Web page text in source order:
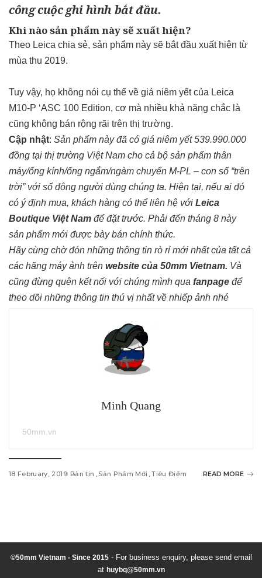
công cuộc ghi hình bắt đầu.
Khi nào sản phẩm này sẽ xuất hiện?
Theo Leica chia sẻ, sản phẩm này sẽ bắt đầu xuất hiện từ
mùa thu 2019.
Tuy vậy, họ không nói cụ thể về giá niêm yết của Leica
M10-P ‘ASC 100 Edition, cơ mà nhiều khả năng chắc là
cũng không bán rộng rãi trên thị trường.
Cập nhật: Sản phẩm này đã có giá niêm yết 539.990.000
đồng tại thị trường Việt Nam cho cả bộ sản phẩm thân
máy/ống kính/ống ngắm/ngàm chuyển M-PL – con số “trên
trời” với số đông người dùng chúng ta. Hiện tại, nếu ai đó
có ý định mua, khách hàng có thể liên hệ với Leica
Boutique Việt Nam để đặt trước. Phải đến tháng 8 này
sản phẩm mới được bày bán chính thức.
Hãy cùng chờ đón những thông tin rò rỉ mới nhất của tất cả
các hãng máy ảnh trên website của 50mm Vietnam. Và
cũng đừng quên kết nối với chúng mình qua fanpage để
theo dõi những thông tin thú vị nhất về nhiếp ảnh nhé
Minh Quang
50mm.vn
18 February, 2019 Bản tin Sản Phẩm Mới Tiêu Điểm READ MORE
n
d
©50mm Vietnam - Since 2015- For business enquiry, please send email
at huybq@50mm.vn